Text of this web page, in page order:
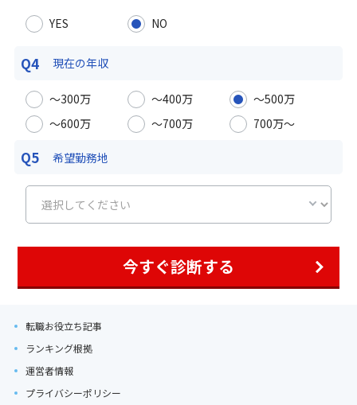
YES NO
Q4 現在の年収
〜300万 〜400万
〜500万
〜600万
〜700万 700万〜
Q5 希望勤務地
今すぐ診断する
転職お役立ち記事
ランキング根拠
運営者情報
プライバシーポリシー